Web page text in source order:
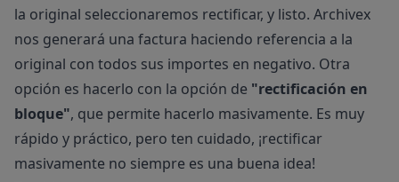
la original seleccionaremos rectificar, y listo. Archivex
nos generará una factura haciendo referencia a la
original con todos sus importes en negativo. Otra
opción es hacerlo con la opción de "rectificación en
bloque", que permite hacerlo masivamente. Es muy
rápido y práctico, pero ten cuidado, ¡rectificar
masivamente no siempre es una buena idea!